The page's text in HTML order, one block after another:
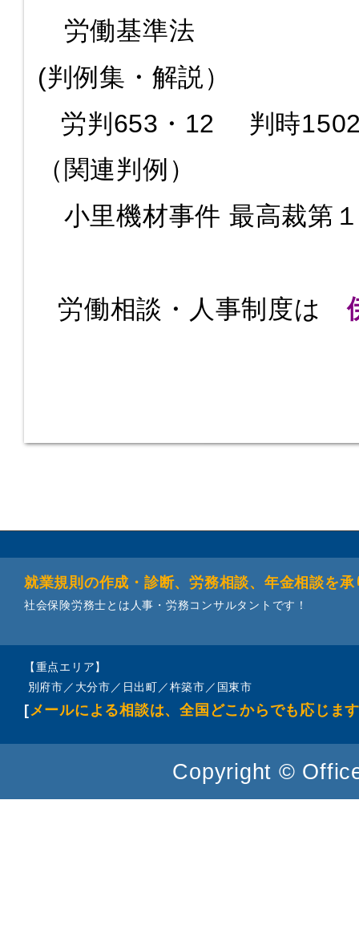
労働基準法
(判例集・解説）
労判653・12 判時
（関連判例）
小里機材事件 最高裁
労働相談・人事制度は
就業規則の作成・診断、労務相談、年金相談を承
社会保険労務士とは人事・労務コンサルタントです！
【重点エリア】
別府市／大分市／日出町／杵築市／国東市
[ メールによる相談は、全国どこからでも応じま
Copyright ©